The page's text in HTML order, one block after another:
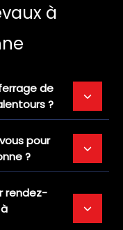
à
de
?
pour
?
rendez-